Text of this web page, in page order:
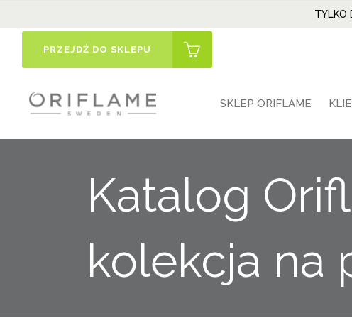
TYLKO
PRZEJDŹ DO SKLEPU
SKLEP ORIFLAME
Katalog
kolekcja na